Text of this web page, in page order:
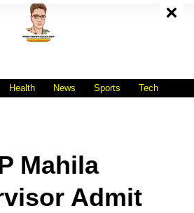
Health News Sports Tech
Mahila
Admit